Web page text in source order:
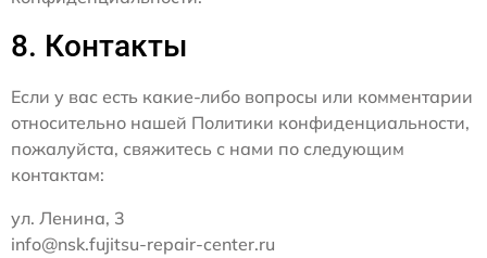
8. Контакты
Если у вас есть какие-либо вопросы или комментарии
относительно нашей Политики конфиденциальности,
пожалуйста, свяжитесь с нами по следующим
контактам:
ул. Ленина, 3
info@nsk.fujitsu-repair-center.ru